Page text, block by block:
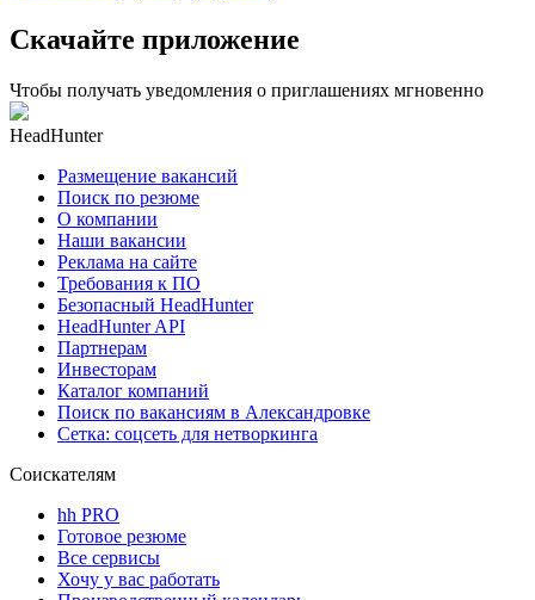
Скачайте приложение
Чтобы получать уведомления о приглашениях мгновенно
HeadHunter
Размещение вакансий
Поиск по резюме
О компании
Наши вакансии
Реклама на сайте
Требования к ПО
Безопасный HeadHunter
HeadHunter API
Партнерам
Инвесторам
Каталог компаний
Поиск по вакансиям в Александровке
Сетка: соцсеть для нетворкинга
Соискателям
hh PRO
Готовое резюме
Все сервисы
Хочу у вас работать